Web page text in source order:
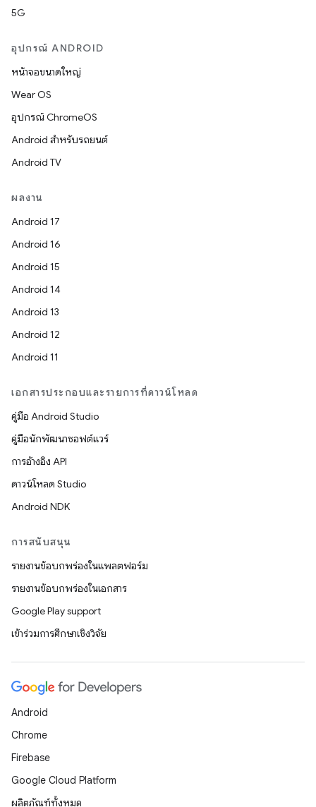
5G
อุปกรณ์ ANDROID
หน้าจอขนาดใหญ่
Wear OS
อุปกรณ์ ChromeOS
Android สำหรับรถยนต์
Android TV
ผลงาน
Android 17
Android 16
Android 15
Android 14
Android 13
Android 12
Android 11
เอกสารประกอบและรายการที่ดาวน์โหลด
คู่มือ Android Studio
คู่มือนักพัฒนาซอฟต์แวร์
การอ้างอิง API
ดาวน์โหลด Studio
Android NDK
การสนับสนุน
รายงานข้อบกพร่องในแพลตฟอร์ม
รายงานข้อบกพร่องในเอกสาร
Google Play support
เข้าร่วมการศึกษาเชิงวิจัย
Android
Chrome
Firebase
Google Cloud Platform
ผลิตภัณฑ์ทั้งหมด